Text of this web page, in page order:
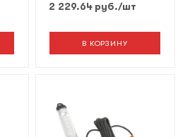
2 229.64руб./шт
В КОРЗИНУ